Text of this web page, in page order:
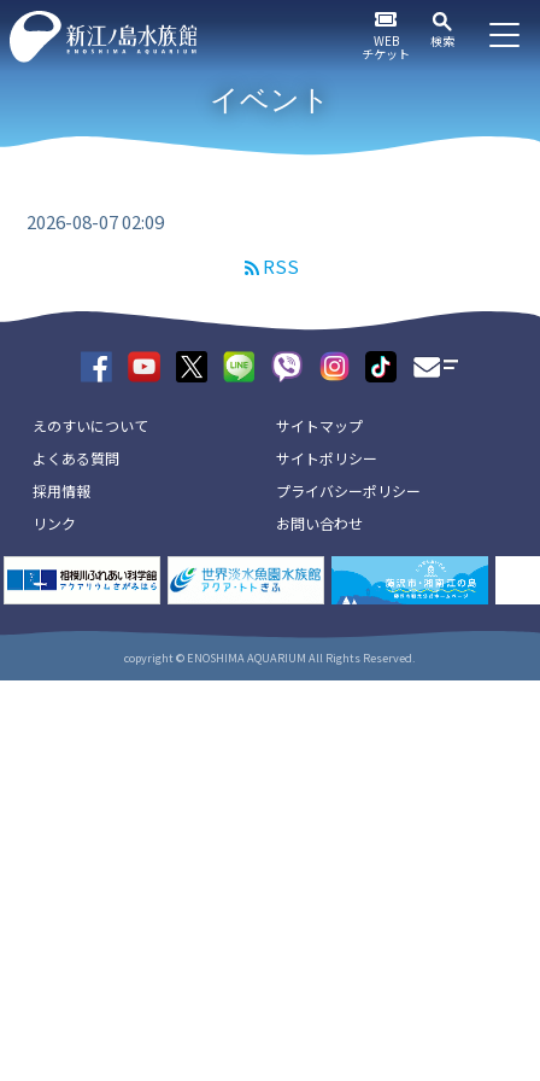
WEB
チケット
検索
イベント
2026-08-07 02:09
RSS
えのすいについて
よくある質問
採用情報
リンク
サイトマップ
サイトポリシー
プライバシーポリシー
お問い合わせ
copyright © ENOSHIMA AQUARIUM All Rights Reserved.